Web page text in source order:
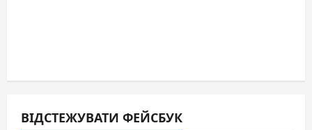
ВІДСТЕЖУВАТИ ФЕЙСБУК